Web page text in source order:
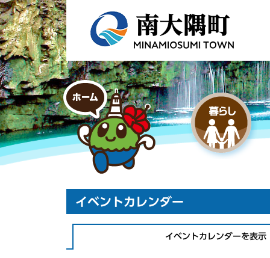
イベントカレンダー
イベントカレンダーを表示